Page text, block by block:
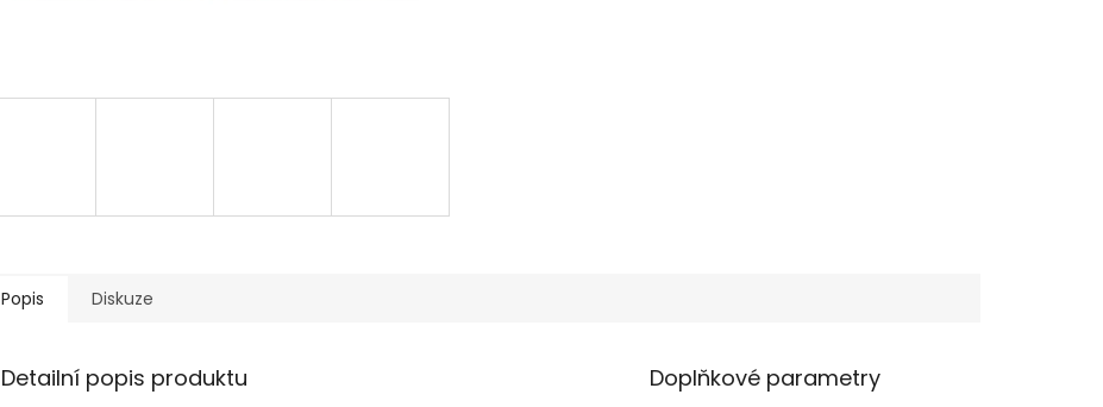
Popis Diskuze
Detailní popis produktu Doplňkové parametry